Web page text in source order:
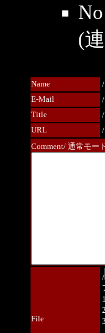
(
Name
/
E-Mail
/
Title
/
URL
/
Comment/ 通常モー
File
/